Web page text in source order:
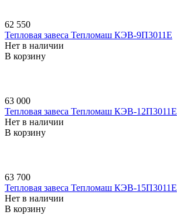
62 550
Тепловая завеса Тепломаш КЭВ-9П3011E
Нет в наличии
В корзину
63 000
Тепловая завеса Тепломаш КЭВ-12П3011E
Нет в наличии
В корзину
63 700
Тепловая завеса Тепломаш КЭВ-15П3011E
Нет в наличии
В корзину